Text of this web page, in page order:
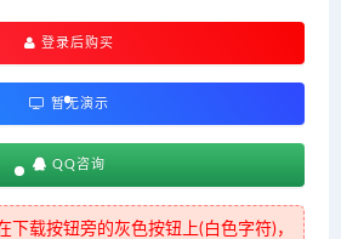
登录后购买
暂无演示
QQ咨询
下载按钮旁的灰色按钮上(白色字符)，